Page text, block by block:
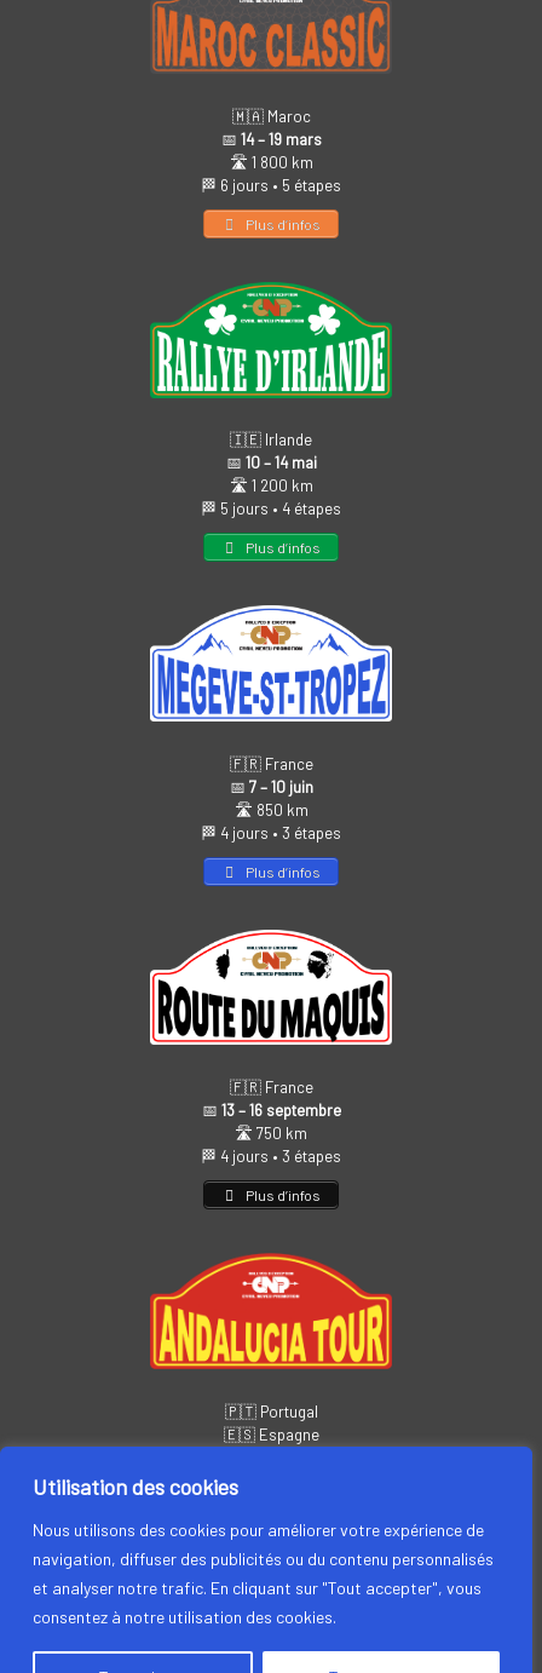
Utilisation des cookies
Nous utilisons des cookies pour améliorer votre expérience de
navigation, diffuser des publicités ou du contenu personnalisés
et analyser notre trafic. En cliquant sur "Tout accepter", vous
consentez à notre utilisation des cookies.
🇲🇦 Maroc
📅 14 – 19 mars
🛣️ 1 800 km
🏁 6 jours • 5 étapes
Plus d’infos
🇮🇪 Irlande
📅 10 – 14 mai
🛣️ 1 200 km
🏁 5 jours • 4 étapes
Plus d’infos
🇫🇷 France
📅 7 – 10 juin
🛣️ 850 km
🏁 4 jours • 3 étapes
Plus d’infos
🇫🇷 France
📅 13 – 16 septembre
🛣️ 750 km
🏁 4 jours • 3 étapes
Plus d’infos
🇵🇹 Portugal
🇪🇸 Espagne
🏁 6 jours • 5 étapes